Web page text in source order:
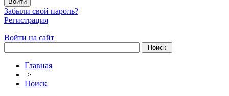
Забыли свой пароль?
Регистрация
Войти на сайт
Главная
>
Поиск